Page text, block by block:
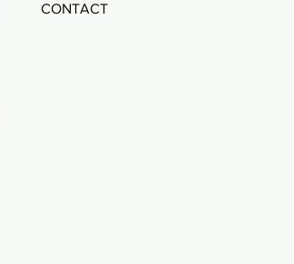
CONTACT